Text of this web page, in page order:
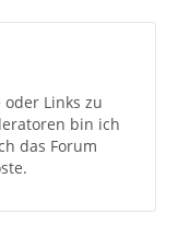
Links zu
bin ich
das Forum